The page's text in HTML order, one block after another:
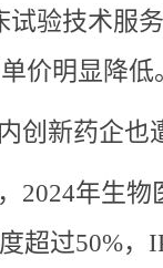
试验技术服
价明显降低
创新药企也
2024年生物
超过50%，